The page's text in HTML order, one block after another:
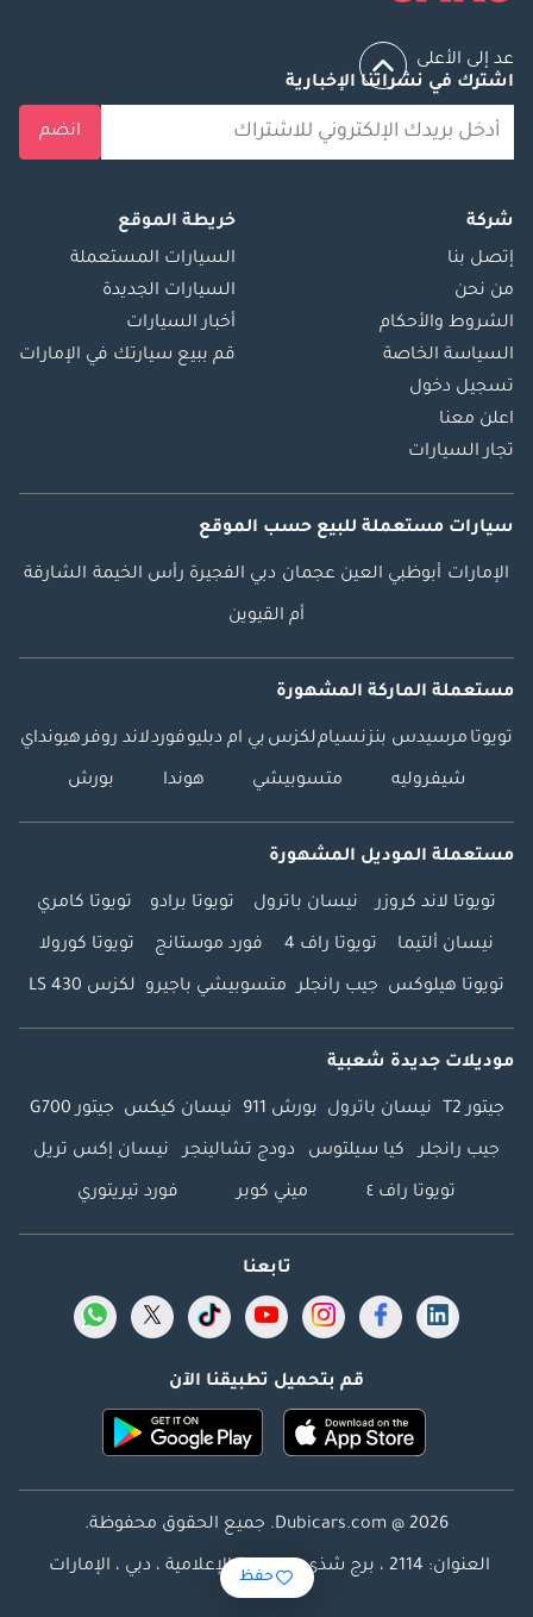
حفظ
عد إلى الأعلى
اشترك في نشراتنا الإخبارية
انضم
شركة
إتصل بنا
من نحن
الشروط والأحكام
السياسة الخاصة
تسجيل دخول
اعلن معنا
تجار السيارات
خريطة الموقع
السيارات المستعملة
السيارات الجديدة
أخبار السيارات
قم ببيع سيارتك في الإمارات
سيارات مستعملة للبيع حسب الموقع
الإمارات أبوظبي العين عجمان دبي الفجيرة رأس الخيمة الشارقة
أم القيوين
مستعملة الماركة المشهورة
تويوتا مرسيدس بنزنسياملكزس بي ام دبليوفوردلاند روفرهيونداي
شيفروليه متسوبيشي هوندا بورش
مستعملة الموديل المشهورة
تويوتا لاند كروزر نيسان باترول تويوتا برادو تويوتا كامري
نيسان ألتيما تويوتا راف 4 فورد موستانج تويوتا كورولا
تويوتا هيلوكس جيب رانجلر متسوبيشي باجيرو لكزس LS 430
موديلات جديدة شعبية
جيتور T2 نيسان باترول بورش 911 نيسان كيكس جيتور G700
جيب رانجلر كيا سيلتوس دودج تشالينجر نيسان إكس تريل
تويوتا راف ٤ ميني كوبر فورد تيريتوري
تابعنا
قم بتحميل تطبيقنا الآن
Dubicars.com @ 2026. جميع الحقوق محفوظة.
العنوان: 2114 ، برج شذى ، المدينة الإعلامية ، دبي ، الإمارات